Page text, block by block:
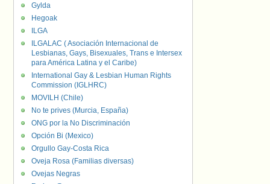
Gylda
Hegoak
ILGA
ILGALAC ( Asociación Internacional de
Lesbianas, Gays, Bisexuales, Trans e Intersex
para América Latina y el Caribe)
International Gay & Lesbian Human Rights
Commission (IGLHRC)
MOVILH (Chile)
No te prives (Murcia, España)
ONG por la No Discriminación
Opción Bi (Mexico)
Orgullo Gay-Costa Rica
Oveja Rosa (Familias diversas)
Ovejas Negras